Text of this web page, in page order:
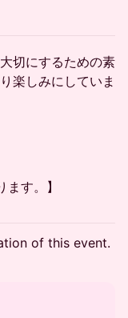
切にするための素
楽しみにしていま
ます。】
of this event.